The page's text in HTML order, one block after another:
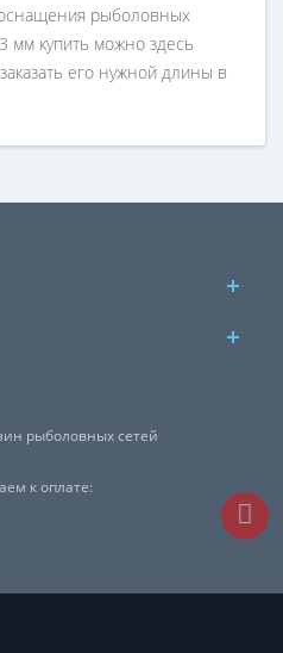
рыболовных
мм купить можно здесь
его нужной длины в
рыболовных сетей
к оплате: